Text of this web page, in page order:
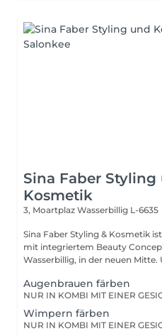
Sina Faber Styling
Kosmetik
3, Moartplaz Wasserbillig L-6635
Sina Faber Styling & Kosmetik
mit integriertem Beauty
Augenbrauen färben
Wimpern färben